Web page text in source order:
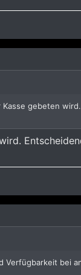
gebeten
Verfügbarkeit bei